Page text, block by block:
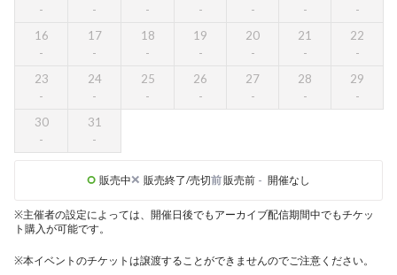
16 17 18 19 20 21 22
23 24 25 26 27 28 29
30 31
販売中 販売終了/売切前販売前 - 開催なし
※主催者の設定によっては、開催日後でもアーカイブ配信期間中でもチケッ
ト購入が可能です。
※本イベントのチケットは譲渡することができませんのでご注意ください。